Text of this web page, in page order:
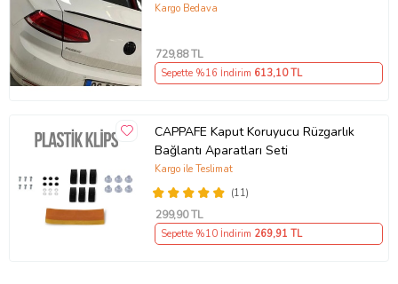
Kargo Bedava
729,88 TL
Sepette %16 İndirim 613,10 TL
CAPPAFE Kaput Koruyucu Rüzgarlık
Bağlantı Aparatları Seti
(11)
Kargo ile Teslimat
299,90 TL
Sepette %10 İndirim 269,91 TL